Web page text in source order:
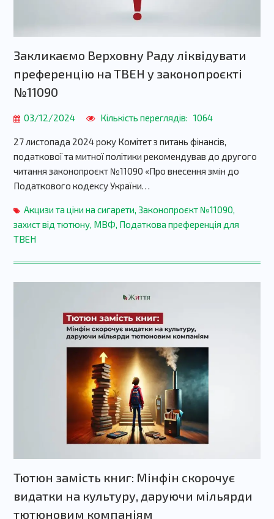
Закликаємо Верховну Раду ліквідувати
преференцію на ТВЕН у законопроєкті
№11090
03/12/2024 Кількість переглядів: 1064
27 листопада 2024 року Комітет з питань фінансів,
податкової та митної політики рекомендував до другого
читання законопроєкт №11090 «Про внесення змін до
Податкового кодексу України…
Акцизи та ціни на сигарети, Законопроєкт №11090,
захист від тютюну, МВФ, Податкова преференція для
ТВЕН
Тютюн замість книг: Мінфін скорочує
видатки на культуру, даруючи мільярди
тютюновим компаніям